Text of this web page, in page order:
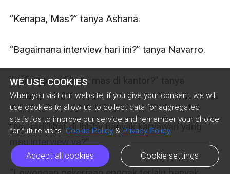
WE USE COOKIES
When you visit our website, if you give your consent, we will
use cookies to allow us to collect data for aggregated
statistics to improve our service and remember your choice
for future visits. Cookie Policy & Privacy Policy
Accept all cookies Cookie settings